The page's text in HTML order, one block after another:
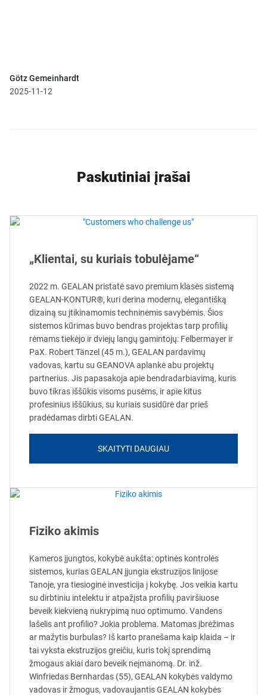
Götz Gemeinhardt
2025-11-12
Paskutiniai įrašai
„Klientai, su kuriais tobulėjame“
2022 m. GEALAN pristatė savo premium klasės sistemą
GEALAN-KONTUR®, kuri derina modernų, elegantišką
dizainą su įtikinamomis techninėmis savybėmis. Šios
sistemos kūrimas buvo bendras projektas tarp profilių
rėmams tiekėjo ir dviejų langų gamintojų: Felbermayer ir
PaX. Robert Tänzel (45 m.), GEALAN pardavimų
vadovas, kartu su GEANOVA aplankė abu projektų
partnerius. Jis papasakoja apie bendradarbiavimą, kuris
buvo tikras iššūkis visoms pusėms, ir apie kitus
profesinius iššūkius, su kuriais susidūrė dar prieš
pradėdamas dirbti GEALAN.
SKAITYTI DAUGIAU
Fiziko akimis
Kameros įjungtos, kokybė aukšta: optinės kontrolės
sistemos, kurias GEALAN įjungia ekstruzijos linijose
Tanoje, yra tiesioginė investicija į kokybę. Jos veikia kartu
su dirbtiniu intelektu ir atpažįsta profilių paviršiuose
beveik kiekvieną nukrypimą nuo optimumo. Vandens
lašelis ant profilio? Jokia problema. Matomas įbrėžimas
ar mažytis burbulas? Iš karto pranešama kaip klaida – ir
tai vyksta ekstruzijos greičiu, kuris tokį sprendimą
žmogaus akiai daro beveik neįmanomą. Dr. inž.
Winfriedas Bernhardas (55), GEALAN kokybės valdymo
vadovas ir žmogus, vadovaujantis GEALAN kokybės